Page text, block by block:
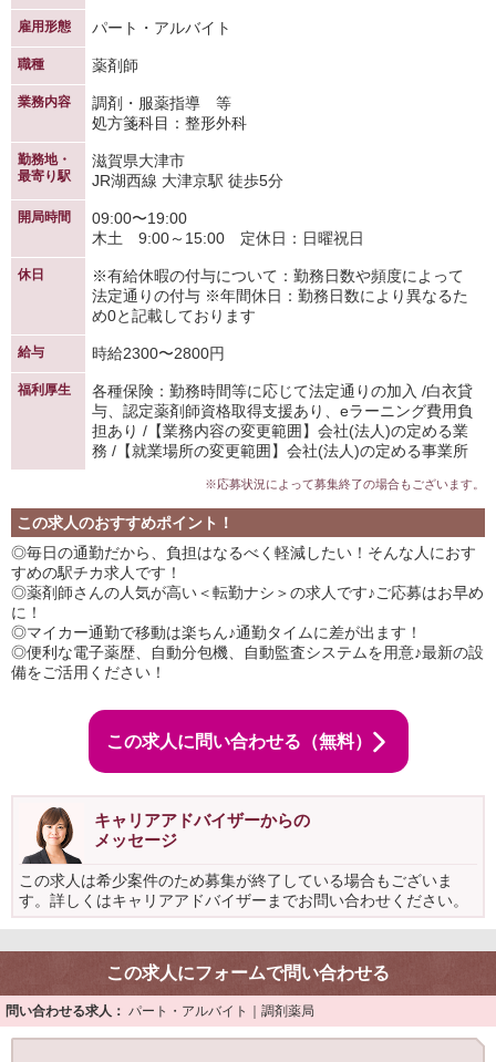
雇用形態 パート・アルバイト
職種 薬剤師
業務内容
調剤・服薬指導 等
処方箋科目：整形外科
勤務地・
最寄り駅
滋賀県大津市
JR湖西線 大津京駅 徒歩5分
開局時間
09:00〜19:00
木土 9:00～15:00 定休日：日曜祝日
休日
※有給休暇の付与について：勤務日数や頻度によって
法定通りの付与 ※年間休日：勤務日数により異なるた
め0と記載しております
給与 時給2300〜2800円
福利厚生
各種保険：勤務時間等に応じて法定通りの加入 /白衣貸
与、認定薬剤師資格取得支援あり、eラーニング費用負
担あり /【業務内容の変更範囲】会社(法人)の定める業
務 /【就業場所の変更範囲】会社(法人)の定める事業所
※応募状況によって募集終了の場合もございます。
この求人のおすすめポイント！
◎毎日の通勤だから、負担はなるべく軽減したい！そんな人におす
すめの駅チカ求人です！
◎薬剤師さんの人気が高い＜転勤ナシ＞の求人です♪ご応募はお早め
に！
◎マイカー通勤で移動は楽ちん♪通勤タイムに差が出ます！
◎便利な電子薬歴、自動分包機、自動監査システムを用意♪最新の設
備をご活用ください！
この求人に問い合わせる（無料）
キャリアアドバイザーからの
メッセージ
この求人は希少案件のため募集が終了している場合もございま
す。詳しくはキャリアアドバイザーまでお問い合わせください。
この求人にフォームで問い合わせる
問い合わせる求人： パート・アルバイト｜調剤薬局